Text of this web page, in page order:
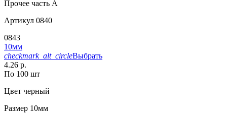
Прочее часть A
Артикул 0840
0843
10мм
checkmark_alt_circleВыбрать
4.26 р.
По 100 шт
Цвет черный
Размер 10мм